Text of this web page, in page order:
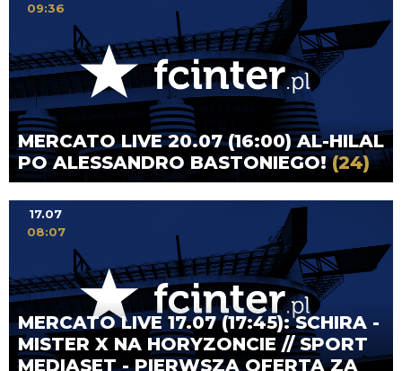
MERCATO LIVE 20.07 (16:00) AL-HILAL
PO ALESSANDRO BASTONIEGO!(24)
09:36
MERCATO LIVE 17.07 (17:45): SCHIRA -
MISTER X NA HORYZONCIE // SPORT
MEDIASET - PIERWSZA OFERTA ZA
17.07
08:07